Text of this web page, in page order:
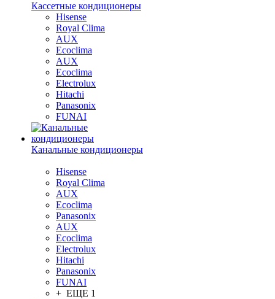
Кассетные кондиционеры
Hisense
Royal Clima
AUX
Ecoclima
AUX
Ecoclima
Electrolux
Hitachi
Panasonix
FUNAI
Канальные кондиционеры
Hisense
Royal Clima
AUX
Ecoclima
Panasonix
AUX
Ecoclima
Electrolux
Hitachi
Panasonix
FUNAI
+ ЕЩЕ 1